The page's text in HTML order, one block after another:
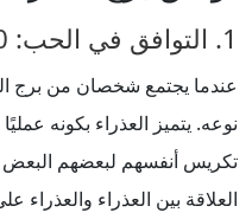
1. التوافق في الحب: 90%
عندما يجتمع شخصان من برج
نوعه. يتميز العذراء بكونه
تكريس أنفسهم لبعضهم
العلاقة بين العذراء والعذراء